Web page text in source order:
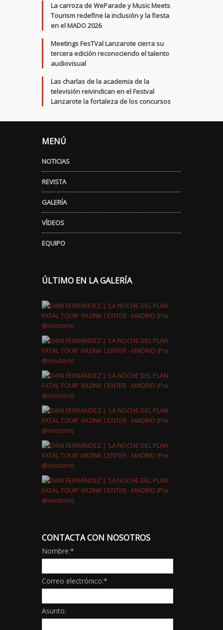
La carroza de WeParade y Music Meets
Tourism redefine la inclusión y la fiesta
en el MADO 2026
Meetings FesTVal Lanzarote cierra su
tercera edición reconociendo el talento
audiovisual
Las charlas de la academia de la
televisión reivindican en el Festval
Lanzarote la fortaleza de los concursos
MENÚ
NOTICIAS
REVISTA
GALERÍA
VÍDEOS
EQUIPO
ÚLTIMO EN LA GALERÍA
CONTACTA CON NOSOTROS
Nombre:*
Correo electrónico:*
Asunto: